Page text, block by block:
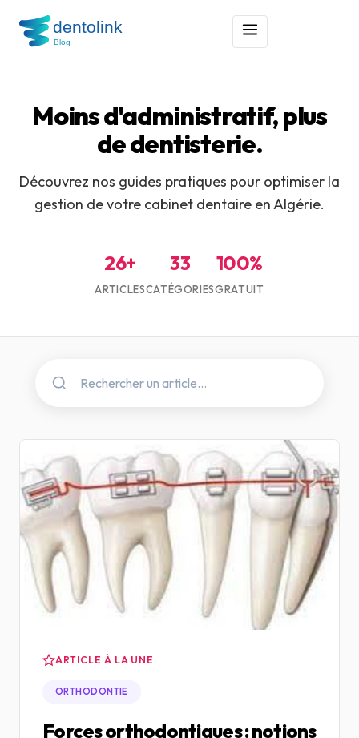
Moins d'administratif, plus
de dentisterie.
Découvrez nos guides pratiques pour optimiser la
gestion de votre cabinet dentaire en Algérie.
26+
ARTICLES
33
CATÉGORIES
100%
GRATUIT
ARTICLE À LA UNE
ORTHODONTIE
Forces orthodontiques : notions